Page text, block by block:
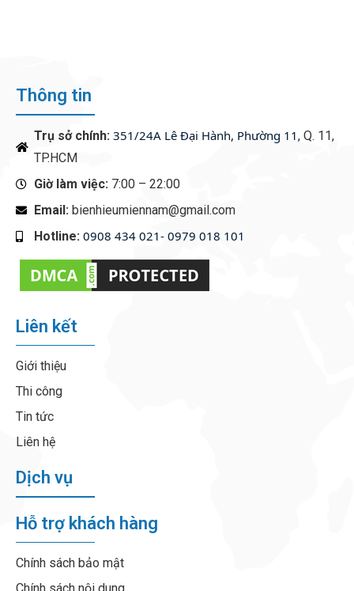
Thông tin
Trụ sở chính: 351/24A Lê Đại Hành, Phường 11, Q. 11,
TP.HCM
Giờ làm việc: 7:00 – 22:00
Email: bienhieumiennam@gmail.com
Hotline: 0908 434 021- 0979 018 101
Liên kết
Giới thiệu
Thi công
Tin tức
Liên hệ
Dịch vụ
Hỗ trợ khách hàng
Chính sách bảo mật